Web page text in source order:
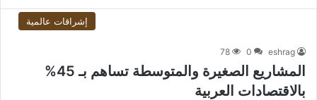
إشراقات عالمية
eshrag
0
78
المشاريع الصغيرة والمتوسطة تساهم بـ 45%
بالاقتصادات العربية